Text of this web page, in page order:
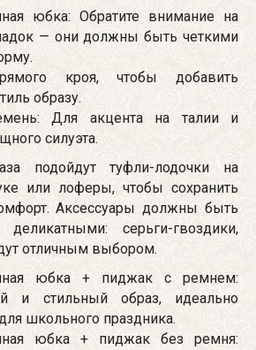
юбка: Обратите внимание на
— они должны быть четкими
кроя, чтобы добавить
образу.
Для акцента на талии и
силуэта.
подойдут туфли-лодочки на
или лоферы, чтобы сохранить
Аксессуары должны быть
серьги-гвоздики,
отличным выбором.
юбка + пиджак с ремнем:
и стильный образ, идеально
школьного праздника.
юбка + пиджак без ремня: